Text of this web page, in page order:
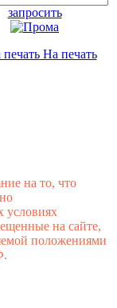
запросить
На печать
на то, что
условиях
на сайте,
положениями